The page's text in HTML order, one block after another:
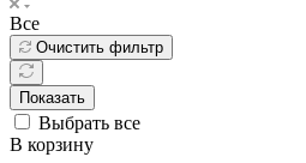
Все
Очистить фильтр
Показать
Выбрать все
В корзину